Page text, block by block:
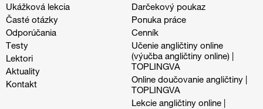
Ukážková lekcia
Časté otázky
Odporúčania
Testy
Lektori
Aktuality
Kontakt
Darčekový poukaz
Ponuka práce
Cenník
Učenie angličtiny online
(výučba angličtiny online) |
TOPLINGVA
Online doučovanie angličtiny |
TOPLINGVA
Lekcie angličtiny online |